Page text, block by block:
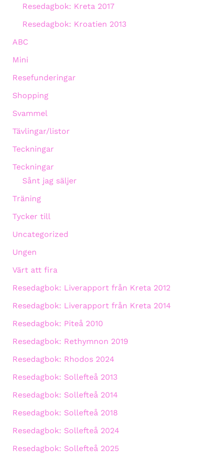
Resedagbok: Kreta 2017
Resedagbok: Kroatien 2013
ABC
Mini
Resefunderingar
Shopping
Svammel
Tävlingar/listor
Teckningar
Teckningar
Sånt jag säljer
Träning
Tycker till
Uncategorized
Ungen
Värt att fira
Resedagbok: Liverapport från Kreta 2012
Resedagbok: Liverapport från Kreta 2014
Resedagbok: Piteå 2010
Resedagbok: Rethymnon 2019
Resedagbok: Rhodos 2024
Resedagbok: Sollefteå 2013
Resedagbok: Sollefteå 2014
Resedagbok: Sollefteå 2018
Resedagbok: Sollefteå 2024
Resedagbok: Sollefteå 2025